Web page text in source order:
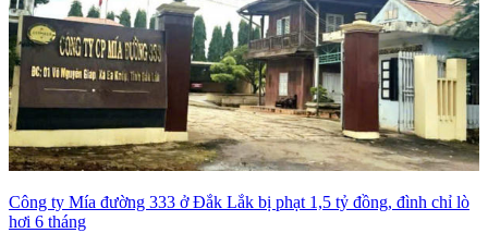
Công ty Mía đường 333 ở Đắk Lắk bị phạt 1,5 tỷ đồng, đình chỉ lò
hơi 6 tháng